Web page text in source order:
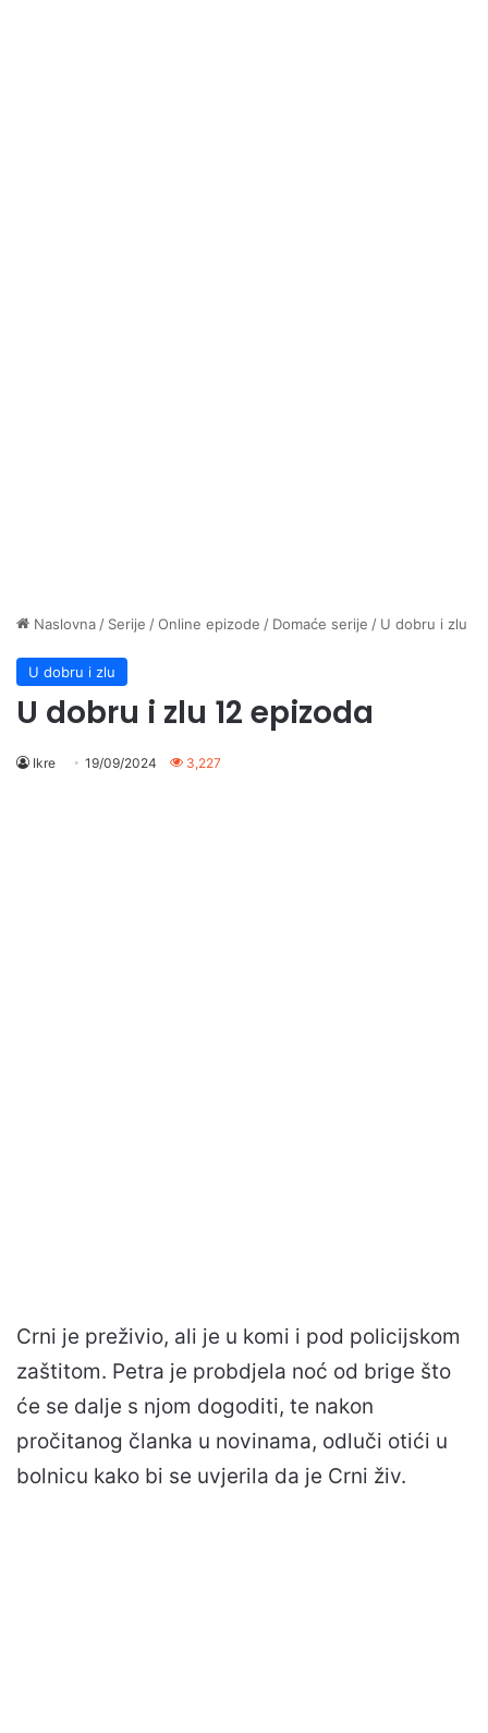
Naslovna / Serije /Online epizode / Domaće serije / U dobru i zlu
U dobru i zlu
U dobru i zlu 12 epizoda
Ikre 19/09/2024 3,227
Crni je preživio, ali je u komi i pod policijskom
zaštitom. Petra je probdjela noć od brige što
će se dalje s njom dogoditi, te nakon
pročitanog članka u novinama, odluči otići u
bolnicu kako bi se uvjerila da je Crni živ.